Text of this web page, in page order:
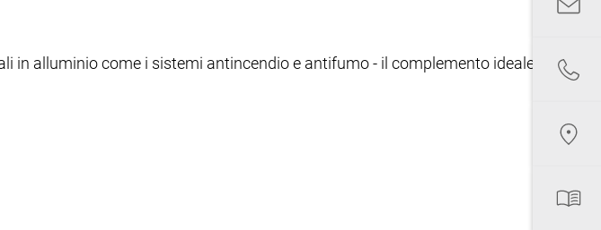
in alluminio come i sistemi antincendio e antifumo - il complemento ideale